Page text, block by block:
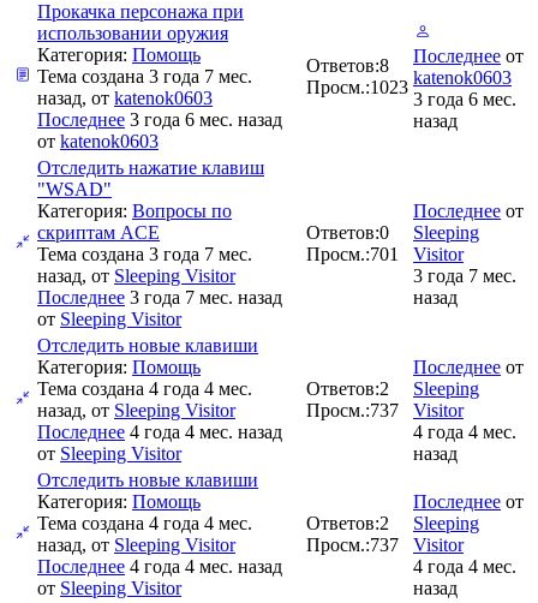
Прокачка персонажа при
использовании оружия
Категория: Помощь
Тема создана 3 года 7 мес.
назад, от katenok0603
Последнее 3 года 6 мес. назад
от katenok0603
Ответов:8
Просм.:1023
Последнее от
katenok0603
3 года 6 мес.
назад
Отследить нажатие клавиш
"WSAD"
Категория: Вопросы по
скриптам ACE
Тема создана 3 года 7 мес.
назад, от Sleeping Visitor
Последнее 3 года 7 мес. назад
от Sleeping Visitor
Ответов:0
Просм.:701
Последнее от
Sleeping
Visitor
3 года 7 мес.
назад
Отследить новые клавиши
Категория: Помощь
Тема создана 4 года 4 мес.
назад, от Sleeping Visitor
Последнее 4 года 4 мес. назад
от Sleeping Visitor
Ответов:2
Просм.:737
Последнее от
Sleeping
Visitor
4 года 4 мес.
назад
Отследить новые клавиши
Категория: Помощь
Тема создана 4 года 4 мес.
назад, от Sleeping Visitor
Последнее 4 года 4 мес. назад
от Sleeping Visitor
Ответов:2
Просм.:737
Последнее от
Sleeping
Visitor
4 года 4 мес.
назад